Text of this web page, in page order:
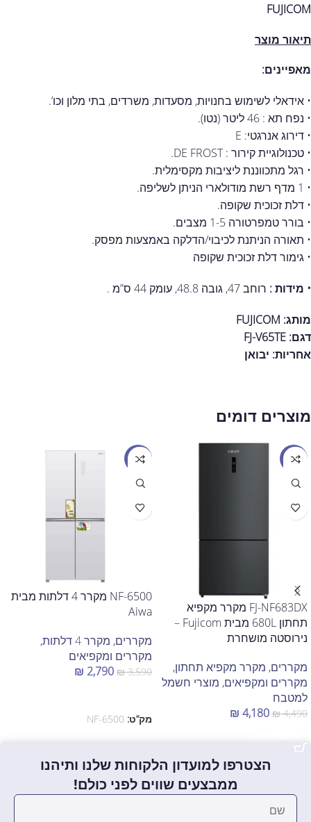
FUJICOM
תיאור מוצר
מאפיינים:
• אידאלי לשימוש בחנויות, מסעדות, משרדים, בתי מלון וכו’.
• נפח תא : 46 ליטר (נטו).
• דירוג אנרגטי: E
• טכנולוגיית קירור : DE FROST.
• רגל מתכווננת ליציבות מקסימלית.
• 1 מדף רשת מודולארי הניתן לשליפה.
• דלת זכוכית שקופה.
• בורר טמפרטורה 1-5 מצבים.
• תאורה הניתנת לכיבוי/הדלקה באמצעות מפסק.
• גימור דלת זכוכית שקופה
• מידות : רוחב 47, גובה 48.8, עומק 44 ס”מ .
מותג: FUJICOM
דגם: FJ-V65TE
אחריות: יבואן
מוצרים דומים
מבצע
FJ-NF683DX מקרר מקפיא
תחתון 680L מבית Fujicom –
נירוסטה מושחרת
מקררים, מקרר מקפיא תחתון,
מקררים ומקפיאים, מוצרי חשמל
למטבח
₪4,490
₪ 4,180
מבצע
NF-6500 מקרר 4 דלתות מבית
Aiwa
מקררים, מקרר 4 דלתות
,
מקררים ומקפיאים
₪3,590
₪ 2,790
מק”ט: NF-6500
הצטרפו למועדון הלקוחות שלנו ותיהנו
ממבצעים שווים לפני כולם!